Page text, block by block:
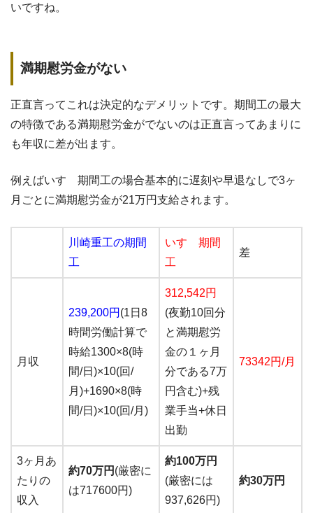
いですね。
満期慰労金がない
正直言ってこれは決定的なデメリットです。期間工の最大
の特徴である満期慰労金がでないのは正直言ってあまりに
も年収に差が出ます。
例えばいすゞ期間工の場合基本的に遅刻や早退なしで3ヶ
月ごとに満期慰労金が21万円支給されます。
川崎重工の期間
工
いすゞ期間
工
差
月収
239,200円 (1日8
時間労働計算で
時給1300×8(時
間/日)×10(回/
月)+1690×8(時
間/日)×10(回/月)
312,542円
(夜勤10回分
と満期慰労
金の１ヶ月
分である7万
円含む)+残
業手当+休日
出勤
73342円/月
3ヶ月あ
たりの
収入
約70万円 (厳密に
は717600円)
約100万円
(厳密には
937,626円)
約30万円